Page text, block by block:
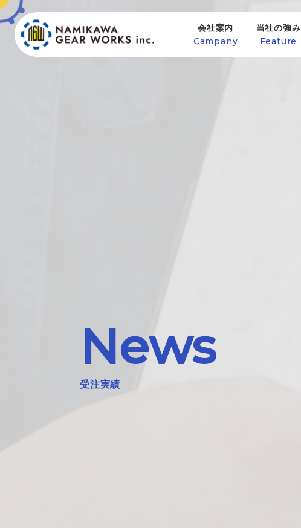
会社案内
Campany
当社の強み
Feature
News
受注実績